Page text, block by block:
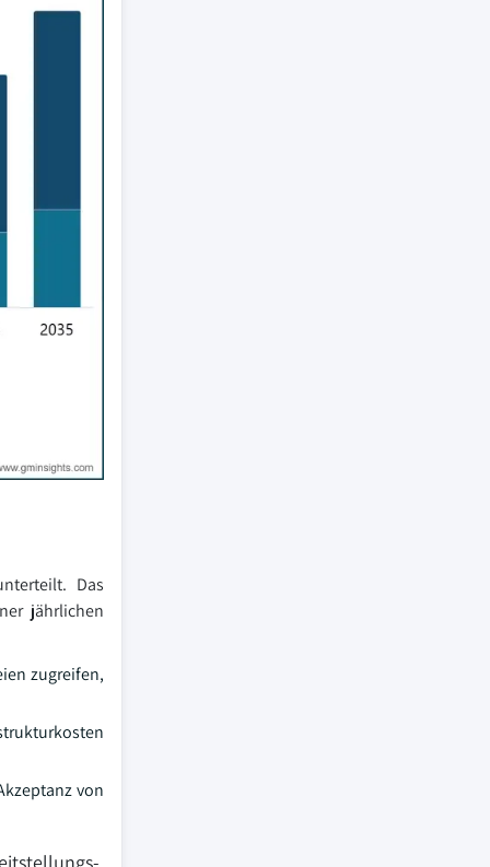
Das
jährlichen
zugreifen,
von